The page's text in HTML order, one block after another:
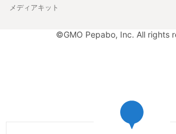
メディアキット
©GMO Pepabo, Inc. All rights